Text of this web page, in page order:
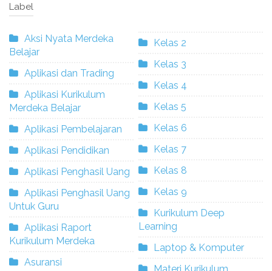
Label
Aksi Nyata Merdeka
Belajar
Aplikasi dan Trading
Aplikasi Kurikulum
Merdeka Belajar
Aplikasi Pembelajaran
Aplikasi Pendidikan
Aplikasi Penghasil Uang
Aplikasi Penghasil Uang
Untuk Guru
Aplikasi Raport
Kurikulum Merdeka
Asuransi
Kelas 2
Kelas 3
Kelas 4
Kelas 5
Kelas 6
Kelas 7
Kelas 8
Kelas 9
Kurikulum Deep
Learning
Laptop & Komputer
Materi Kurikulum